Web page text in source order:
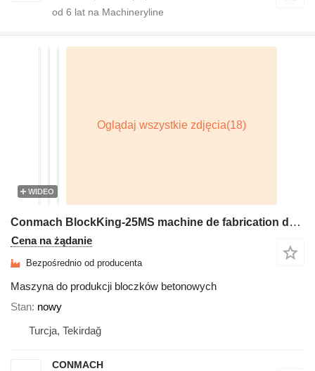
od 6 lat na Machineryline
WIDEO
Conmach BlockKing-25MS machine de fabrication de blocs - 10.000unités/8h
Cena na żądanie
Bezpośrednio od producenta
Maszyna do produkcji bloczków betonowych
Stan nowy
Turcja, Tekirdağ
CONMACH